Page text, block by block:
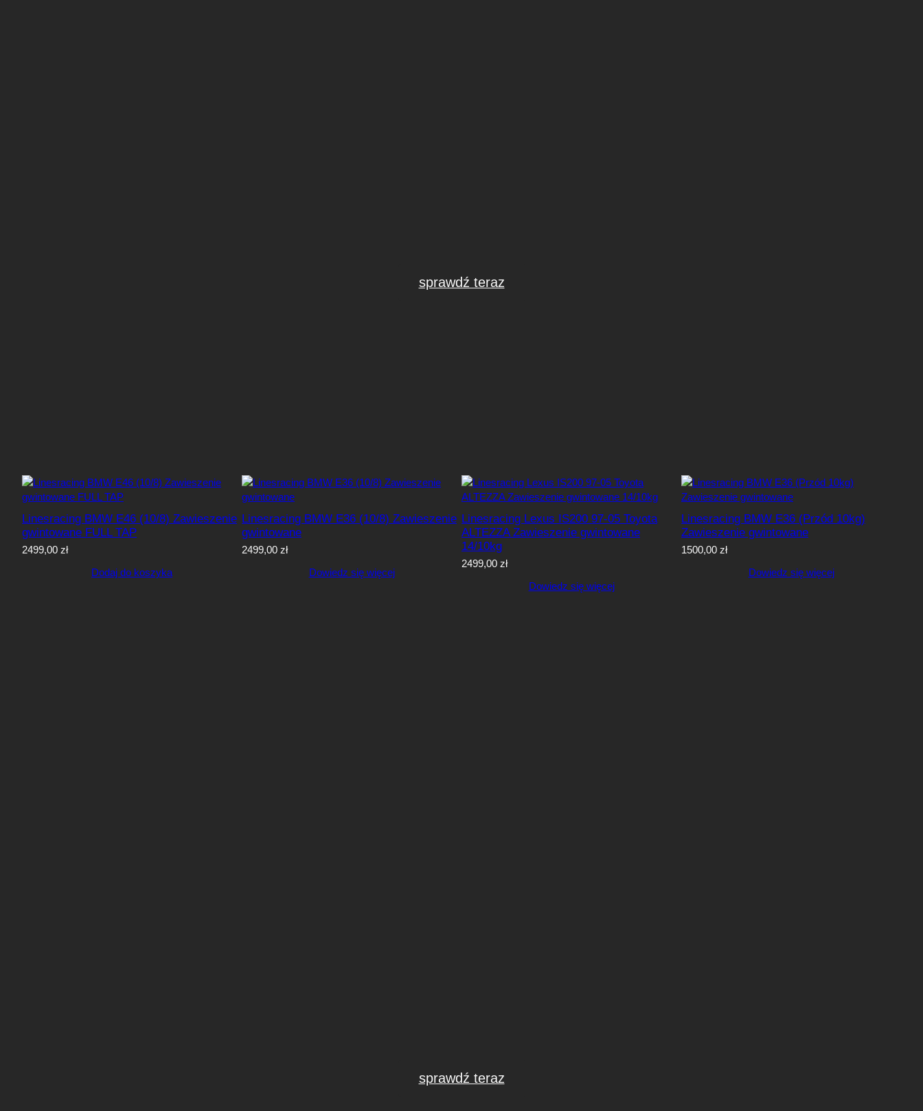
sprawdź teraz
Linesracing BMW E46 (10/8) Zawieszenie
gwintowane FULL TAP
2499,00 zł
Dodaj do koszyka
Linesracing BMW E36 (10/8) Zawieszenie
gwintowane
2499,00 zł
Dowiedz się więcej
Linesracing Lexus IS200 97-05 Toyota
ALTEZZA Zawieszenie gwintowane
14/10kg
2499,00 zł
Dowiedz się więcej
Linesracing BMW E36 (Przód 10kg)
Zawieszenie gwintowane
1500,00 zł
Dowiedz się więcej
sprawdź teraz